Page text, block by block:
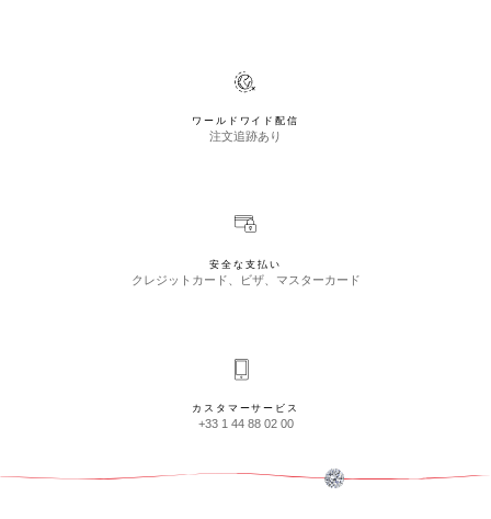
ワールドワイド配信
注文追跡あり
安全な支払い
クレジットカード、ビザ、マスターカード
カスタマーサービス
+33 1 44 88 02 00